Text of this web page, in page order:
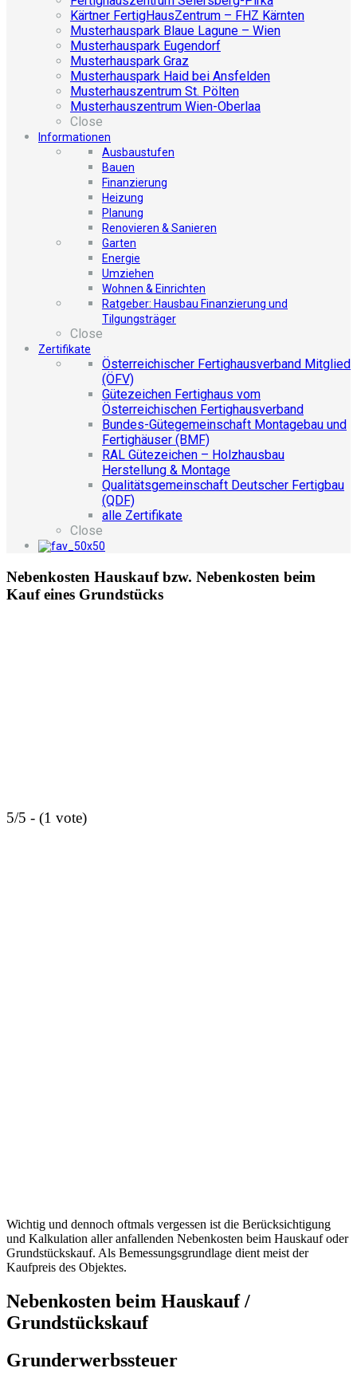
Kärtner FertigHausZentrum – FHZ Kärnten
Musterhauspark Blaue Lagune – Wien
Musterhauspark Eugendorf
Musterhauspark Graz
Musterhauspark Haid bei Ansfelden
Musterhauszentrum St. Pölten
Musterhauszentrum Wien-Oberlaa
Close
Informationen
Ausbaustufen
Bauen
Finanzierung
Heizung
Planung
Renovieren & Sanieren
Garten
Energie
Umziehen
Wohnen & Einrichten
Ratgeber: Hausbau Finanzierung und
Tilgungsträger
Close
Zertifikate
Österreichischer Fertighausverband Mitglied
(ÖFV)
Gütezeichen Fertighaus vom
Österreichischen Fertighausverband
Bundes-Gütegemeinschaft Montagebau und
Fertighäuser (BMF)
RAL Gütezeichen – Holzhausbau
Herstellung & Montage
Qualitätsgemeinschaft Deutscher Fertigbau
(QDF)
alle Zertifikate
Close
Nebenkosten Hauskauf bzw. Nebenkosten beim
Kauf eines Grundstücks
5/5 - (1 vote)
Wichtig und dennoch oftmals vergessen ist die Berücksichtigung
und Kalkulation aller anfallenden Nebenkosten beim Hauskauf oder
Grundstückskauf. Als Bemessungsgrundlage dient meist der
Kaufpreis des Objektes.
Nebenkosten beim Hauskauf /
Grundstückskauf
Grunderwerbssteuer